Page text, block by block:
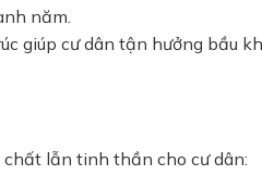
năm.
giúp cư dân tận hưởng bầu
lẫn tinh thần cho cư dân: